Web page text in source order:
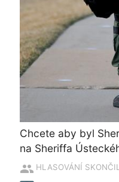
Chcete aby byl
na Sheriffa
people HLASOVÁNÍ